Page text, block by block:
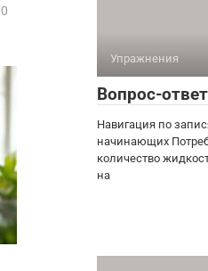
Упражнения
Вопрос-
Навигация по
начинающих
количество
на
0